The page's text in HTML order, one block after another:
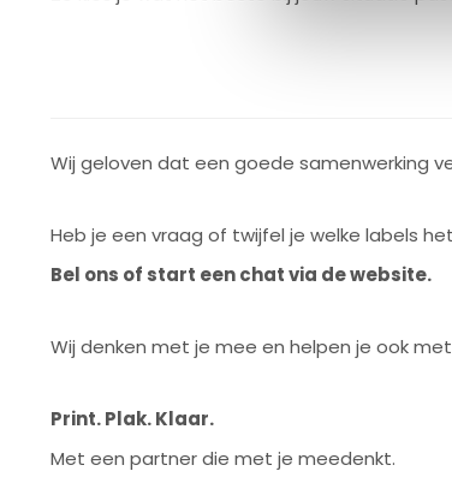
Wij geloven dat een goede samenwerking
Heb je een vraag of twijfel je welke labels
Bel ons of start een chat via de website.
Wij denken met je mee en helpen je ook
Print. Plak. Klaar.
Met een partner die met je meedenkt.